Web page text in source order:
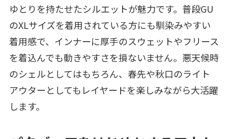
ゆとりを持たせたシルエットが魅力です。普段GU
のXLサイズを着用されている方にも馴染みやすい
着用感で、インナーに厚手のスウェットやフリース
を着込んでも動きやすさを損ないません。悪天候時
のシェルとしてはもちろん、春先や秋口のライト
アウターとしてもレイヤードを楽しみながら大活躍
します。